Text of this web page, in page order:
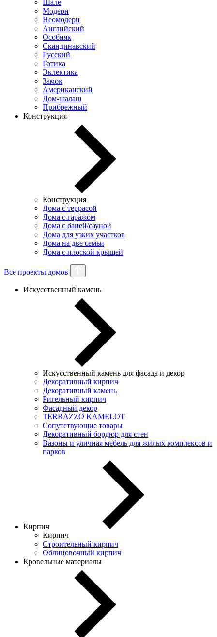
Шале
Модерн
Неомодерн
Английский
Особняк
Скандинавский
Русский
Готика
Эклектика
Замок
Американский
Дом-шалаш
Прибрежный
Конструкция
Конструкция
Дома с террасой
Дома с гаражом
Дома с баней/сауной
Дома для узких участков
Дома на две семьи
Дома с плоской крышей
Все проекты домов
Искусственный камень
Искусственный камень для фасада и декор
Декоративный кирпич
Декоративный камень
Ригельный кирпич
Фасадный декор
TERRAZZO KAMELOT
Сопутствующие товары
Декоративный бордюр для стен
Вазоны и уличная мебель для жилых комплексов и
парков
Кирпич
Кирпич
Строительный кирпич
Облицовочный кирпич
Кровельные материалы